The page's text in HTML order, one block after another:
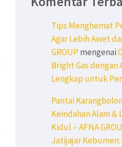
Tips Menghemat
Agar Lebih Awet
GROUPmengenai
Bright Gas dengan
Lengkap untuk
Pantai
Keindahan Alam &
Kidul – AFNA
Jatijajar Kebumen: